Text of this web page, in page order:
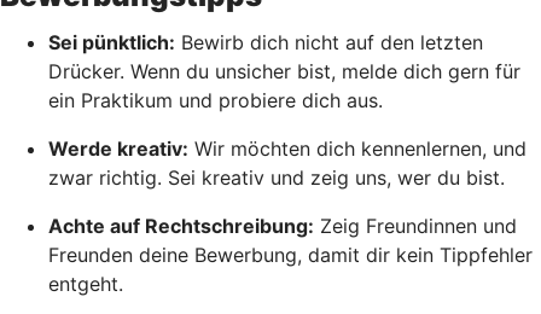
Sei pünktlich: Bewirb dich nicht auf den letzten
Drücker. Wenn du unsicher bist, melde dich gern für
ein Praktikum und probiere dich aus.
Werde kreativ: Wir möchten dich kennenlernen, und
zwar richtig. Sei kreativ und zeig uns, wer du bist.
Achte auf Rechtschreibung: Zeig Freundinnen und
Freunden deine Bewerbung, damit dir kein Tippfehler
entgeht.